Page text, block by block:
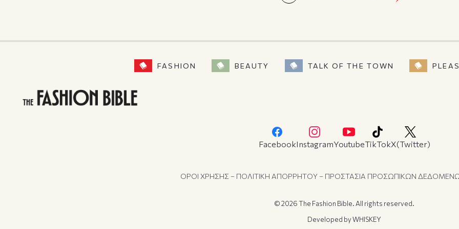
FASHION BEAUTY TALK OF THE TOWN
FacebookInstagramYoutubeTikTokX(Twitter)
ΟΡΟΙ ΧΡΗΣΗΣ – ΠΟΛΙΤΙΚΗ ΑΠΟΡΡΗΤΟΥ – ΠΡΟΣΤΑΣΙΑ ΠΡΟΣΩΠΙΚΩΝ
© 2026 The Fashion Bible. All rights reserved.
Developed byWHISKEY